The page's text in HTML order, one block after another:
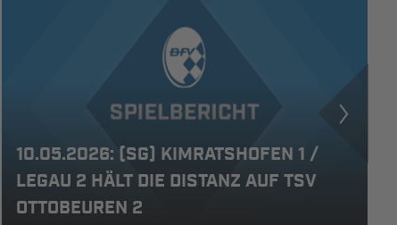
10.05.2026: (SG) KIMRATSHOFEN 1 /
LEGAU 2 HÄLT DIE DISTANZ AUF TSV
OTTOBEUREN 2